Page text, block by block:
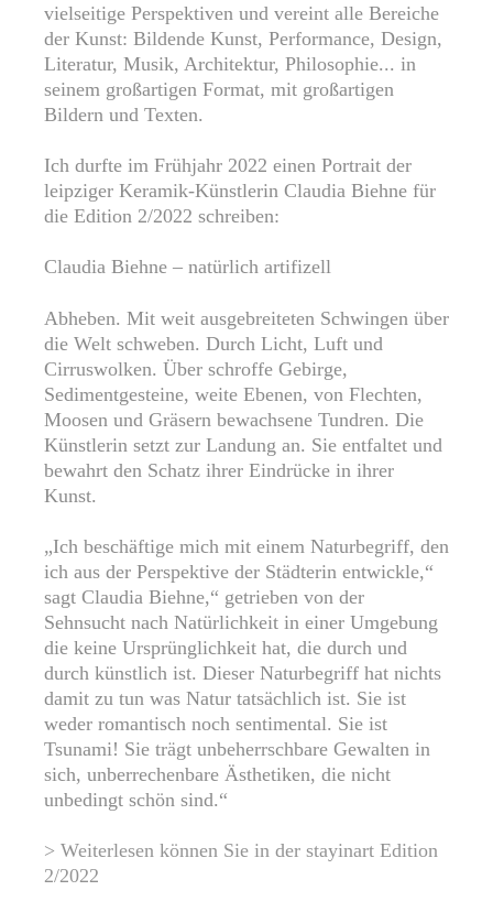
vielseitige Perspektiven und vereint alle Bereiche
der Kunst: Bildende Kunst, Performance, Design,
Literatur, Musik, Architektur, Philosophie... in
seinem großartigen Format, mit großartigen
Bildern und Texten.
Ich durfte im Frühjahr 2022 einen Portrait der
leipziger Keramik-Künstlerin Claudia Biehne für
die Edition 2/2022 schreiben:
Claudia Biehne – natürlich artifizell
Abheben. Mit weit ausgebreiteten Schwingen über
die Welt schweben. Durch Licht, Luft und
Cirruswolken. Über schroffe Gebirge,
Sedimentgesteine, weite Ebenen, von Flechten,
Moosen und Gräsern bewachsene Tundren. Die
Künstlerin setzt zur Landung an. Sie entfaltet und
bewahrt den Schatz ihrer Eindrücke in ihrer
Kunst.
„Ich beschäftige mich mit einem Naturbegriff, den
ich aus der Perspektive der Städterin entwickle,“
sagt Claudia Biehne,“ getrieben von der
Sehnsucht nach Natürlichkeit in einer Umgebung
die keine Ursprünglichkeit hat, die durch und
durch künstlich ist. Dieser Naturbegriff hat nichts
damit zu tun was Natur tatsächlich ist. Sie ist
weder romantisch noch sentimental. Sie ist
Tsunami! Sie trägt unbeherrschbare Gewalten in
sich, unberrechenbare Ästhetiken, die nicht
unbedingt schön sind.“
> Weiterlesen können Sie in der stayinart Edition
2/2022